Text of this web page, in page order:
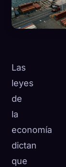
Las
leyes
de
la
economía
dictan
que